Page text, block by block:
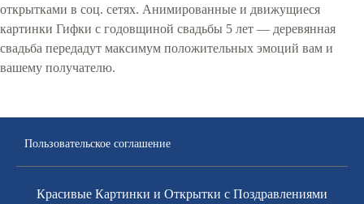
открытками в соц. сетях. Анимированные и движущиеся
картинки Гифки с годовщиной свадьбы 5 лет — деревянная
свадьба передадут максимум положительных эмоций вам и
вашему получателю.
Пользовательское соглашение
Красивые Картинки и Открытки с Поздравлениями